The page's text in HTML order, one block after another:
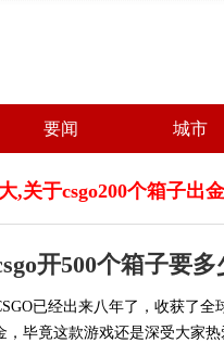
要闻 城市
,关于csgo200个箱子出
开500个箱子要
已经出来八年了，收获了
，毕竟这款游戏还是深受大家